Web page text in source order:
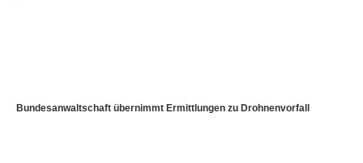
Bundesanwaltschaft übernimmt Ermittlungen zu Drohnenvorfall